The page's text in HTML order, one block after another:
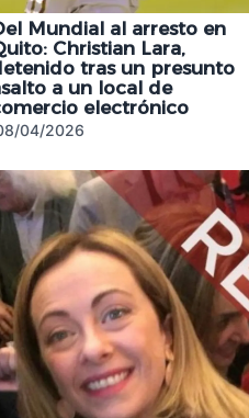
Mundial al arresto en
Christian Lara,
tras un presunto
a un local de
electrónico
04/2026